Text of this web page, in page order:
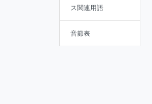
ス関連用語
音節表